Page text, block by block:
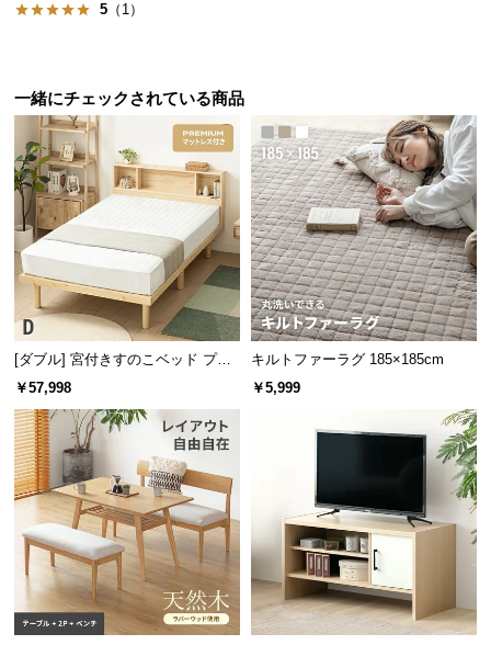
様
ー
お
せ
ブ
ロ
グ
企
報
横幅 奥行き 高さ
1枚あたり 約116㎝ 約97㎝ 約4㎝
冷気や湿気を防ぐシート
床面には防湿強化シートを取り付けました。冷気や
湿気を防ぎ、快適な寝心地になるよう仕上げまし
た。
5 （1）
一緒にチェックされている商品
[ダブル] 宮付きすのこベッド プレ
ミアムマットレス付き
￥57,998
キルトファーラグ 185×185cm
￥5,999